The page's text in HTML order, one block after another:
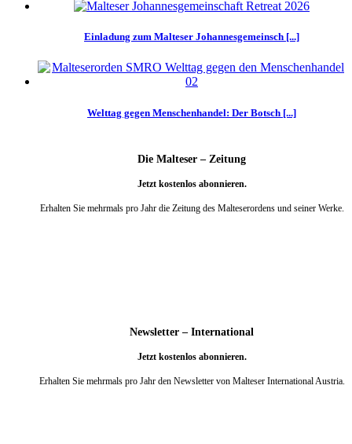
Einladung zum Malteser Johannesgemeinsch [...]
Welttag gegen Menschenhandel: Der Botsch [...]
Die Malteser – Zeitung
Jetzt kostenlos abonnieren.
Erhalten Sie mehrmals pro Jahr die Zeitung des Malteserordens und seiner Werke.
Newsletter – International
Jetzt kostenlos abonnieren.
Erhalten Sie mehrmals pro Jahr den Newsletter von Malteser International Austria.